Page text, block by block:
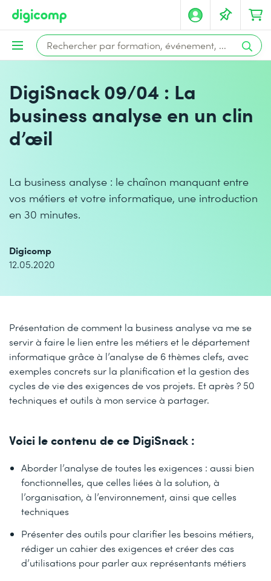
DigiSnack 09/04 : La
business analyse en un clin
d’œil
La business analyse : le chaînon manquant entre
vos métiers et votre informatique, une introduction
en 30 minutes.
Digicomp
12.05.2020
Présentation de comment la business analyse va me se
servir à faire le lien entre les métiers et le département
informatique grâce à l’analyse de 6 thèmes clefs, avec
exemples concrets sur la planification et la gestion des
cycles de vie des exigences de vos projets. Et après ? 50
techniques et outils à mon service à partager.
Voici le contenu de ce DigiSnack :
Aborder l’analyse de toutes les exigences : aussi bien
fonctionnelles, que celles liées à la solution, à
l’organisation, à l’environnement, ainsi que celles
techniques
Présenter des outils pour clarifier les besoins métiers,
rédiger un cahier des exigences et créer des cas
d’utilisations pour parler aux représentants métiers